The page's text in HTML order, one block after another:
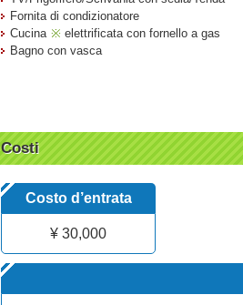
Fornita di condizionatore
Cucina
elettrificata con fornello a gas
Bagno con vasca
Costi
Costo d’entrata
¥ 30,000